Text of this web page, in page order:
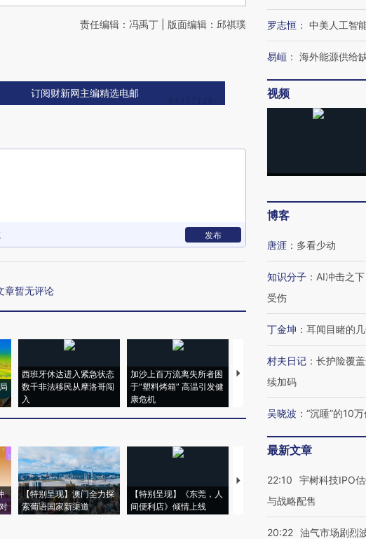
责任编辑：冯禹丁 | 版面编辑：邱祺璞
订阅财新网主编精选电邮
发布
章暂无评论
西班牙休达进入紧急状态
数千非法移民从摩洛哥闯
入
加沙上百万流离失所者困
于“塑料烤箱” 高温引发健
康危机
视线｜HYROX的吸金
术：是什么让中产们甘
心“花钱找虐”？
毒品
【特别呈现】澳门全力探
索葡语国家新渠道
【特别呈现】《东莞，人
间便利店》倾情上线
【推广】走进第四届链博
会，让数智科技“链”接产
罗志恒 ： 中美人工智
易峘 ： 海外能源供给
视频
博客
唐涯 ： 多看少动
知识分子 ： AI冲击之
受伤
丁金坤 ： 耳闻目睹的
村夫日记 ： 长护险覆
续加码
吴晓波 ： “沉睡”的10
最新文章
22:10
宇树科技IPO
与战略配售
20:22 油气市场剧烈